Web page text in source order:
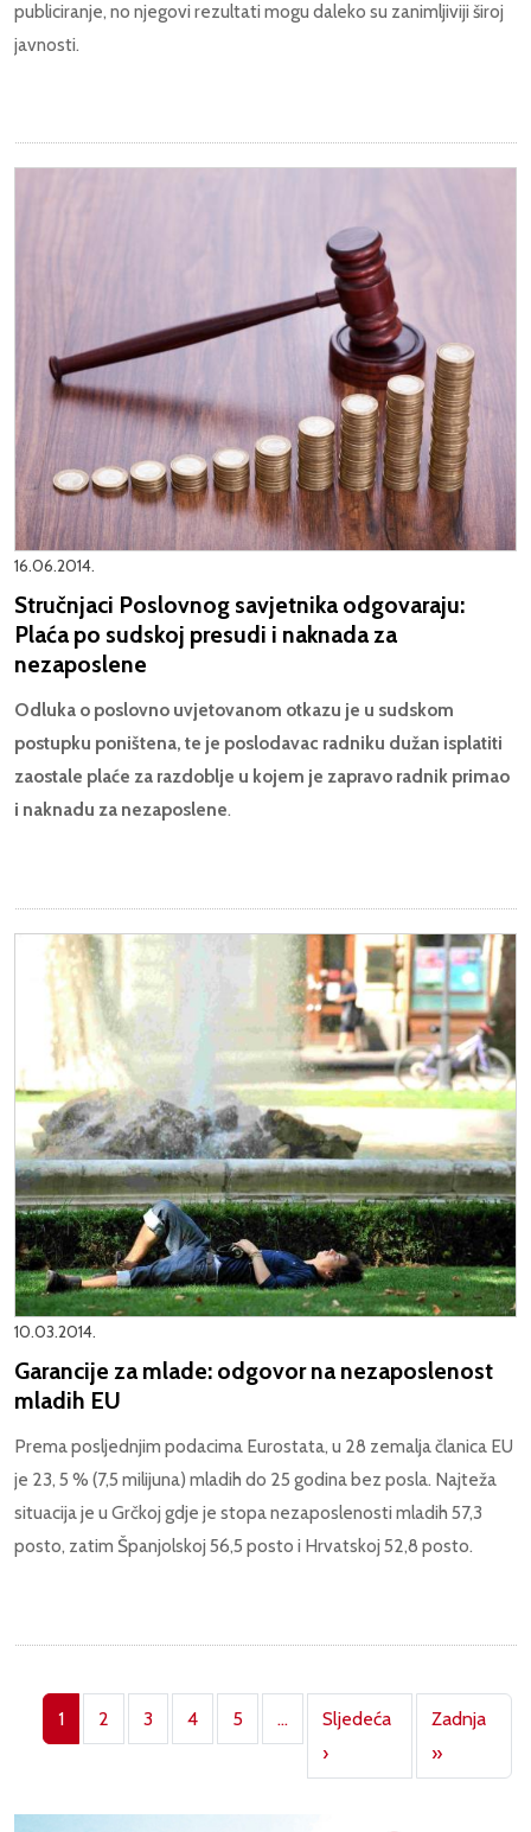
publiciranje, no njegovi rezultati mogu daleko su zanimljiviji široj
javnosti.
16.06.2014.
Stručnjaci Poslovnog savjetnika odgovaraju:
Plaća po sudskoj presudi i naknada za
nezaposlene
Odluka o poslovno uvjetovanom otkazu je u sudskom
postupku poništena, te je poslodavac radniku dužan isplatiti
zaostale plaće za razdoblje u kojem je zapravo radnik primao
i naknadu za nezaposlene.
10.03.2014.
Garancije za mlade: odgovor na nezaposlenost
mladih EU
Prema posljednjim podacima Eurostata, u 28 zemalja članica EU
je 23, 5 % (7,5 milijuna) mladih do 25 godina bez posla. Najteža
situacija je u Grčkoj gdje je stopa nezaposlenosti mladih 57,3
posto, zatim Španjolskoj 56,5 posto i Hrvatskoj 52,8 posto.
Pagination
1 2 3 4 5 …
Sljedeća
›Next page
Zadnja
»Last page